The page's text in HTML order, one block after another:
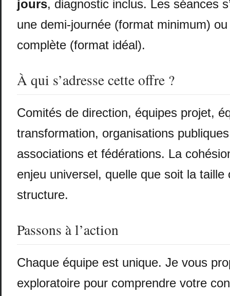
jours, diagnostic inclus. Les séances
une demi-journée (format minimum)
complète (format idéal).
À qui s’adresse cette offre ?
Comités de direction, équipes projet,
transformation, organisations
associations et fédérations. La
enjeu universel, quelle que soit la taille
structure.
Passons à l’action
Chaque équipe est unique. Je vous
exploratoire pour comprendre votre